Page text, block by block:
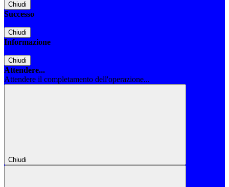
Chiudi
Successo
Chiudi
Informazione
Chiudi
Attendere...
Attendere il completamento dell'operazione...
Chiudi